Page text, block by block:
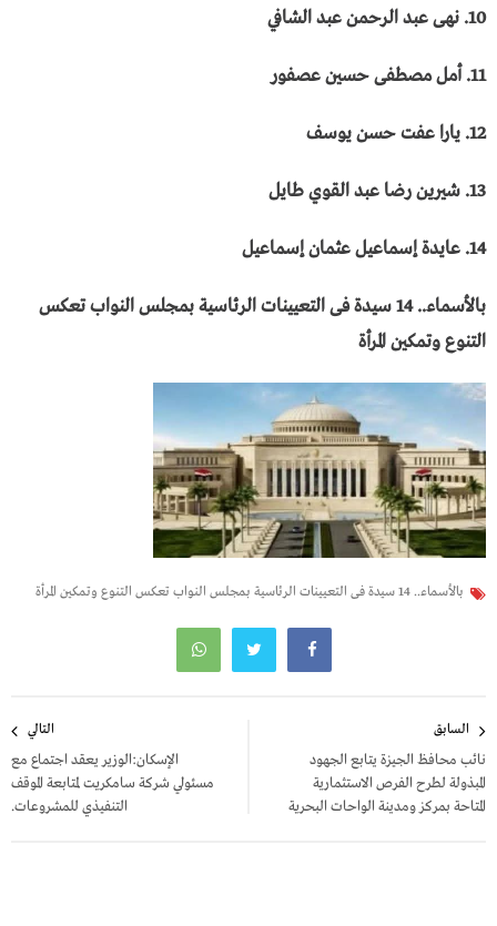
10. نهى عبد الرحمن عبد الشافي
11. أمل مصطفى حسين عصفور
12. يارا عفت حسن يوسف
13. شيرين رضا عبد القوي طايل
14. عايدة إسماعيل عثمان إسماعيل
بالأسماء.. 14 سيدة فى التعيينات الرئاسية بمجلس النواب تعكس
التنوع وتمكين المرأة
بالأسماء.. 14 سيدة فى التعيينات الرئاسية بمجلس النواب تعكس التنوع وتمكين المرأة
المقالات
السابق
نائب محافظ الجيزة يتابع الجهود
المبذولة لطرح الفرص الاستثمارية
المتاحة بمركز ومدينة الواحات البحرية
التالي
الإسكان:الوزير يعقد اجتماع مع
مسئولي شركة سامكريت لمتابعة الموقف
التنفيذي للمشروعات.